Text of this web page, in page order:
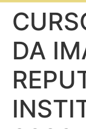
DA